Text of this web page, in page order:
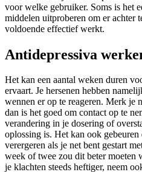
voor welke gebruiker. Soms is het
middelen uitproberen om er achter
voldoende effectief werkt.
Antidepressiva
Het kan een aantal weken duren
ervaart. Je hersenen hebben
wennen er op te reageren. Merk je
dan is het goed om contact op te
verandering in je dosering of
oplossing is. Het kan ook
verergeren als je net bent gestart
week of twee zou dit beter moeten
je klachten steeds heftiger, neem